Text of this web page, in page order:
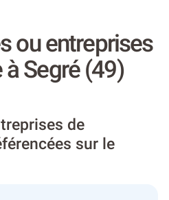
ou entreprises
Segré (49)
de
sur le